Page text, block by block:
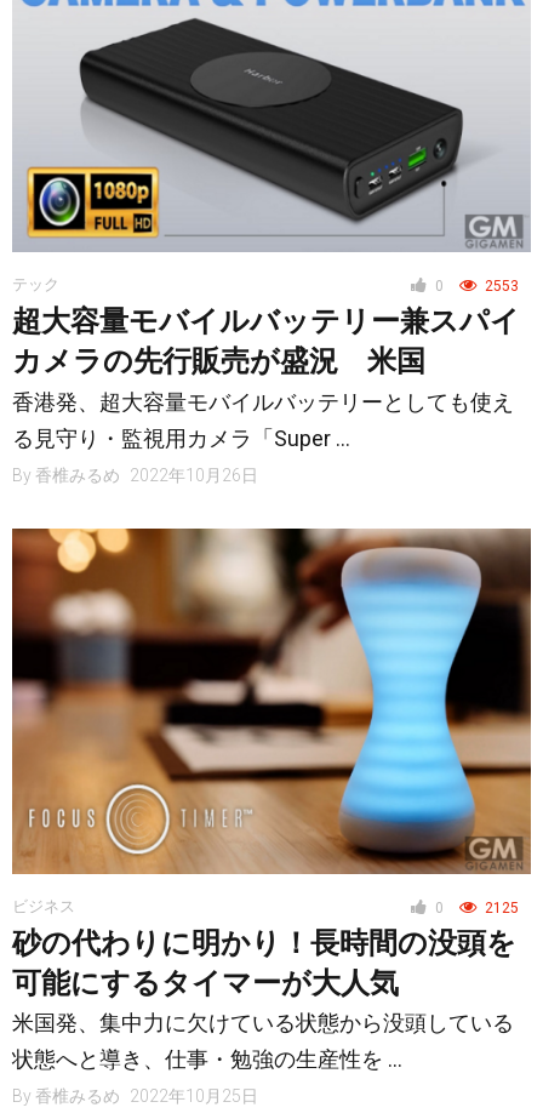
0 2553
テック
超大容量モバイルバッテリー兼スパイ
カメラの先行販売が盛況 米国
香港発、超大容量モバイルバッテリーとしても使え
る見守り・監視用カメラ「Super …
By 香椎みるめ 2022年10月26日
0 2125
ビジネス
砂の代わりに明かり！長時間の没頭を
可能にするタイマーが大人気
米国発、集中力に欠けている状態から没頭している
状態へと導き、仕事・勉強の生産性を …
By 香椎みるめ 2022年10月25日